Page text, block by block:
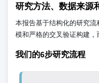
研究方法、数据来源
本报告基于结构化的研究
模和严格的交叉验证构建，
我们的6步研究流程